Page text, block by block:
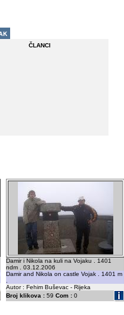
ČLANCI
Damir i Nikola na kuli na Vojaku . 1401
ndm . 03.12.2006
Damir and Nikola on castle Vojak . 1401 m
Autor : Fehim Buševac - Rijeka
Broj klikova : 59 Com : 0